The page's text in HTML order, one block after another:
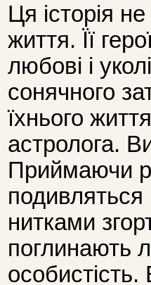
Ця історія
життя. Її
любові і
сонячного
їхнього
астролога.
Приймаючи
нитками
поглинають